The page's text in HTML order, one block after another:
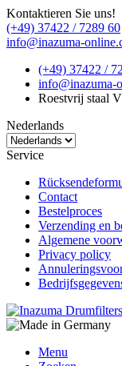
Kontaktieren Sie uns!
(+49) 37422 / 7289 60
info@inazuma-
(+49) 37422 /
info@inazuma-
Roestvrij staal
Nederlands
Service
Contact
Bestelproces
Verzending en
Algemene
Privacy policy
Menu